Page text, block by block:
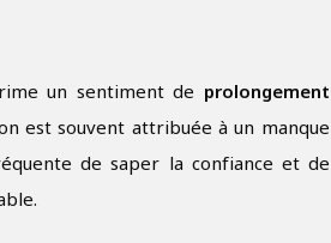
un sentiment de prolongement
est souvent attribuée à un manque
de saper la confiance et de